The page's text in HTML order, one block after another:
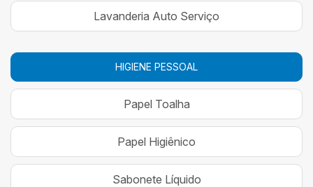
Lavanderia Auto Serviço
HIGIENE PESSOAL
Papel Toalha
Papel Higiênico
Sabonete Líquido